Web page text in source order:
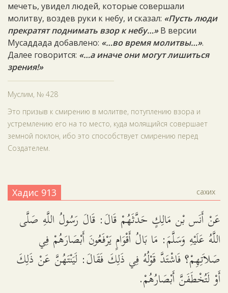
мечеть, увидел людей, которые совершали
молитву, воздев руки к небу, и сказал: «Пусть люди
прекратят поднимать взор к небу…»В версии
Мусаддада добавлено: «…во время молитвы…».
Далее говорится: «…а иначе они могут лишиться
зрения!»
Муслим, № 428
Это призыв к смирению в молитве, потуплению взора и
устремлению его на то место, куда молящийся совершает
земной поклон, ибо это способствует смирению перед
Создателем.
Хадис 913 сахих
عَنْ أَنَس بْن مَالِكٍ حَدَّثَهُمْ قَالَ: قَالَ رَسُولُ اللَّهِ صَلَّى
اللَّهُ عَلَيْهِ وَسَلَّمَ: مَا بَالُ أَقْوَامٍ يَرْفَعُونَ أَبْصَارَهُمْ فِي
صَلاَتِهِمْ؟ فَاشْتَدَّ قَوْلُهُ فِي ذَلِكَ فَقَالَ: لَيَنْتَهُنَّ عَنْ ذَلِكَ
أَوْ لَتُخْطَفَنَّ أَبْصَارُهُمْ.